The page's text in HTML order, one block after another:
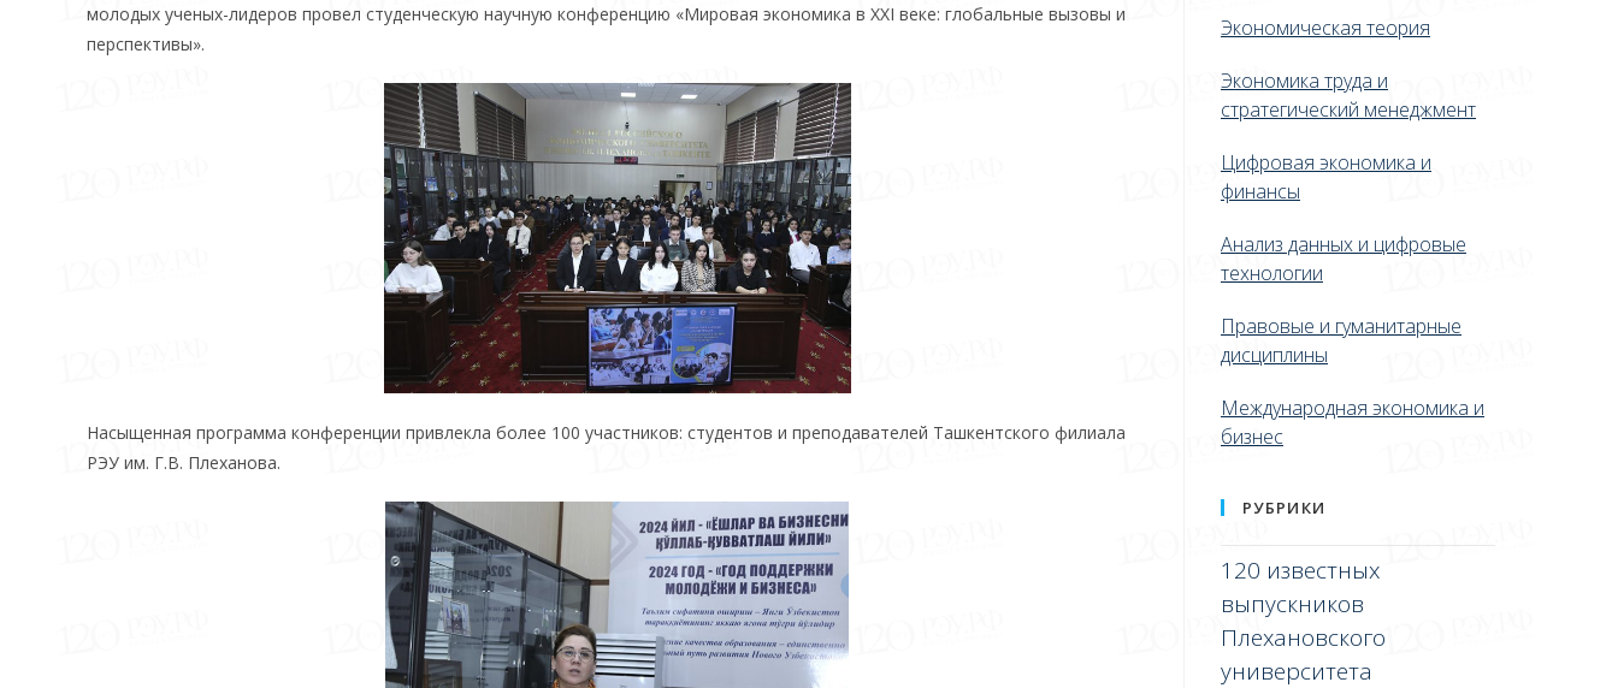
молодых ученых-лидеров провел студенческую научную конференцию «Мировая экономика в XXI веке: глобальные вызовы и
перспективы».
Насыщенная программа конференции привлекла более 100 участников: студентов и преподавателей Ташкентского филиала
РЭУ им. Г.В. Плеханова.
Экономическая теория
Экономика труда и
стратегический менеджмент
Цифровая экономика и
финансы
Анализ данных и цифровые
технологии
Правовые и гуманитарные
дисциплины
Международная экономика и
бизнес
РУБРИКИ
120 известных
выпускников
Плехановского
университета